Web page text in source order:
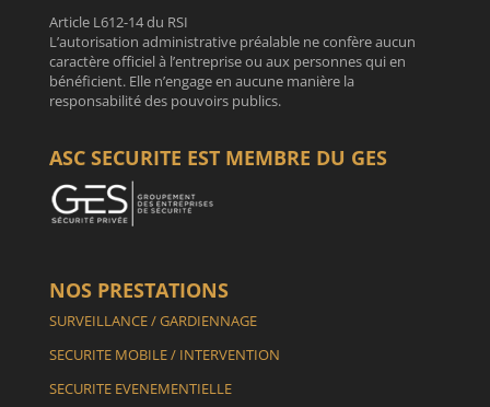
Article L612-14 du RSI
L’autorisation administrative préalable ne confère aucun
caractère officiel à l’entreprise ou aux personnes qui en
bénéficient. Elle n’engage en aucune manière la
responsabilité des pouvoirs publics.
ASC SECURITE EST MEMBRE DU GES
NOS PRESTATIONS
SURVEILLANCE / GARDIENNAGE
SECURITE MOBILE / INTERVENTION
SECURITE EVENEMENTIELLE